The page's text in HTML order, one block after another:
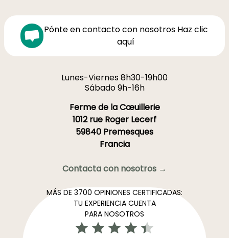
Pónte en contacto con nosotros Haz clic
aquí
Lunes-Viernes 8h30-19h00
Sábado 9h-16h
Ferme de la Cœuillerie
1012 rue Roger Lecerf
59840 Premesques
Francia
Contacta con nosotros →
MÁS DE 3700 OPINIONES CERTIFICADAS:
TU EXPERIENCIA CUENTA
PARA NOSOTROS